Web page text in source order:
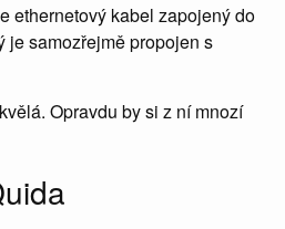
ethernetový kabel zapojený do
je samozřejmě propojen s
Opravdu by si z ní mnozí